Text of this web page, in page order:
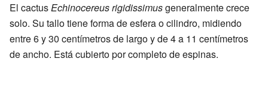
El cactusEchinocereus rigidissimusgeneralmente crece
solo. Su tallo tiene forma de esfera o cilindro, midiendo
entre 6 y 30 centímetros de largo y de 4 a 11 centímetros
de ancho. Está cubierto por completo de espinas.